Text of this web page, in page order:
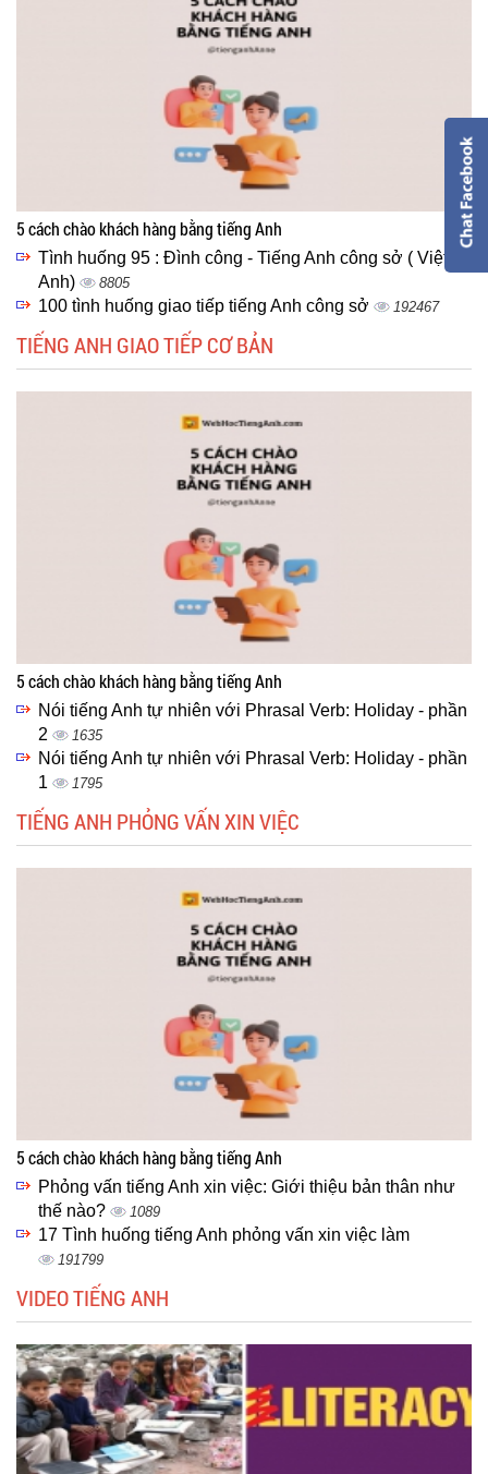
5 cách chào khách hàng bằng tiếng Anh
Tình huống 95 : Đình công - Tiếng Anh công sở ( Việt -
Anh)
8805
100 tình huống giao tiếp tiếng Anh công sở 192467
TIẾNG ANH GIAO TIẾP CƠ BẢN
5 cách chào khách hàng bằng tiếng Anh
Nói tiếng Anh tự nhiên với Phrasal Verb: Holiday - phần
2
1635
Nói tiếng Anh tự nhiên với Phrasal Verb: Holiday - phần
1
1795
TIẾNG ANH PHỎNG VẤN XIN VIỆC
5 cách chào khách hàng bằng tiếng Anh
Phỏng vấn tiếng Anh xin việc: Giới thiệu bản thân như
thế nào?
1089
17 Tình huống tiếng Anh phỏng vấn xin việc làm
191799
VIDEO TIẾNG ANH